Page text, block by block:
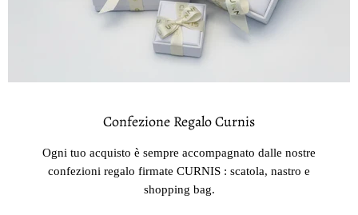
Confezione Regalo Curnis
Ogni tuo acquisto è sempre accompagnato dalle nostre
confezioni regalo firmate CURNIS : scatola, nastro e
shopping bag.